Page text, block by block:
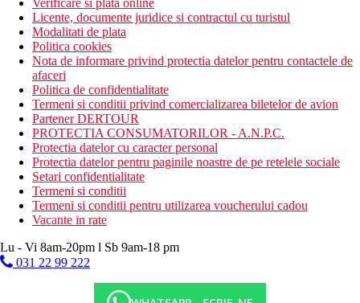
piscina pentru copii
loc de joaca
Activitati sportive contra cost
Spa, tratamente de infrumusetare si masaje
sauna
baie de aburi
teren de tenis
squash
sporturi nautice pe plaja
teren de golf la aprox. 28 km de hotel
club pentru copii
Dieta
Bed & Breakfast (BB) - mic dejun tip bufet.
Demipensiune (HB) - mic dejun tip bufet si cina. Se
platesc bauturile la cina.
Pensiune completa (FB) - mic dejun tip bufet, pranz si
cina. Se platesc bauturi la pranz si cina.
All Inclusive (AI) - mic dejun, pranz si cina tip bufet,
Verificare si plata online
Licente, documente juridice si contractul cu turistul
Modalitati de plata
Politica cookies
Nota de informare privind protectia datelor pentru contactele de
afaceri
Politica de confidentialitate
Termeni si conditii privind comercializarea biletelor de avion
Partener DERTOUR
PROTECTIA CONSUMATORILOR - A.N.P.C.
Protectia datelor cu caracter personal
Protectia datelor pentru paginile noastre de pe retelele sociale
Setari confidentialitate
Termeni si conditii
Termeni si conditii pentru utilizarea voucherului cadou
Vacante in rate
Lu - Vi 8am-20pm l Sb 9am-18 pm
031 22 99 222